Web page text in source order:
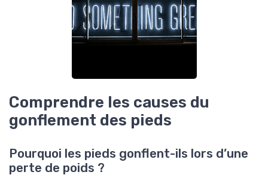
Comprendre les causes du
gonflement des pieds
Pourquoi les pieds gonflent-ils lors d’une
perte de poids ?